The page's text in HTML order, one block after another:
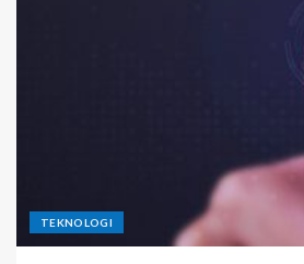
TEKNOLOGI